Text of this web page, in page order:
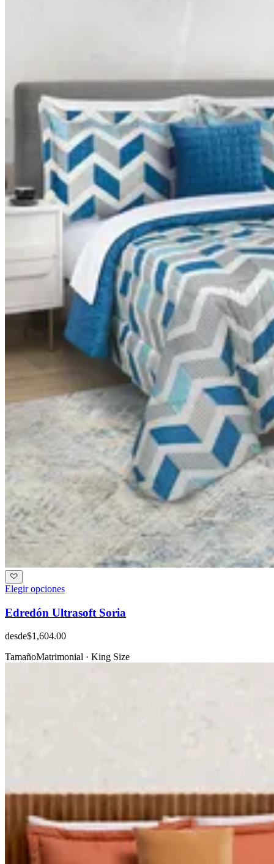
Elegir opciones
Edredón Ultrasoft Soria
desde$1,604.00
TamañoMatrimonial · King Size